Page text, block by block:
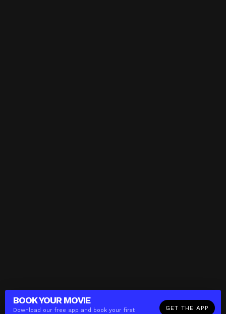
BOOK YOUR MOVIE
Download our free app and book your first
GET THE APP